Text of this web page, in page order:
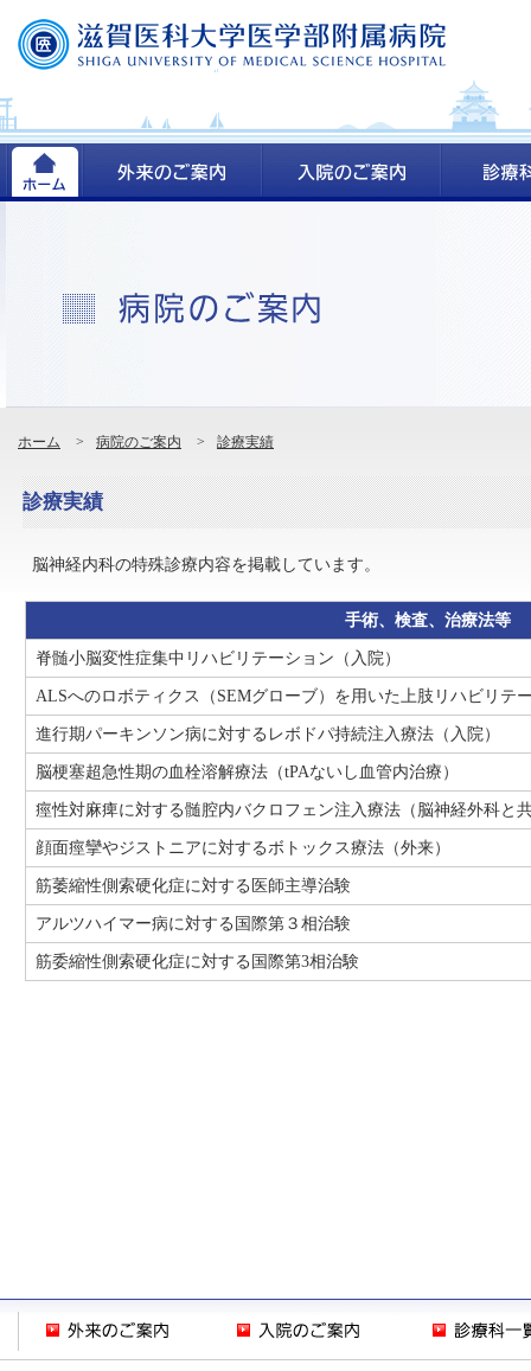
ホーム > 病院のご案内 > 診療実績
診療実績
脳神経内科の特殊診療内容を掲載しています。
手術、検査、治療法等
脊髄小脳変性症集中リハビリテーション（入院）
ALSへのロボティクス（SEMグローブ）を用いた上肢リハビリテ
進行期パーキンソン病に対するレボドパ持続注入療法（入院）
脳梗塞超急性期の血栓溶解療法（tPAないし血管内治療）
痙性対麻痺に対する髄腔内バクロフェン注入療法（脳神経外科と
顔面痙攣やジストニアに対するボトックス療法（外来）
筋萎縮性側索硬化症に対する医師主導治験
アルツハイマー病に対する国際第３相治験
筋委縮性側索硬化症に対する国際第3相治験